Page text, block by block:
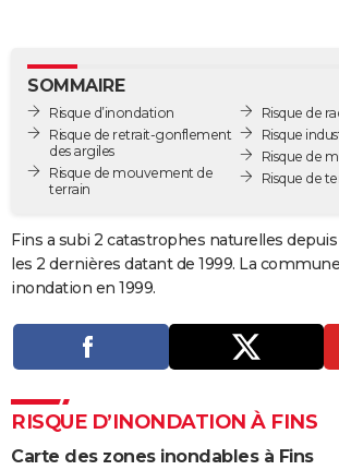
GUIDES D'ACHAT
BONS PLANS
CARTE DE VOEUX
Carte de Noël
Carte Bonne année
Carte Saint-Valentin
Carte Pâques
Carte d'anniversaire
Dictionnaire
Biographies
Citations
Expressions
Proverbes
PROGRAMME TV
COPAINS D'AVANT
S'inscrire
Se connecter
Lycées
Collèges
Primaires
Universités
Entreprises
Service militaire
Avis de recherche
AVIS DE DÉCÈS
Bricolage
Lifestyle
Culture
Sport
Auto
Television
Voyage
Cinema
SOMMAIRE
Risque d’inondation
Risque de retrait-gonflement
des argiles
Risque de mouvement de
terrain
Risque de
Risque
Risque de
Risque de
Fins a subi 2 catastrophes naturelles depuis
les 2 dernières datant de 1999. La commune
inondation en 1999.
RISQUE D’INONDATION À FINS
Carte des zones inondables à Fins